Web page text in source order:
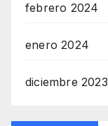
febrero 2024
enero 2024
diciembre 2023